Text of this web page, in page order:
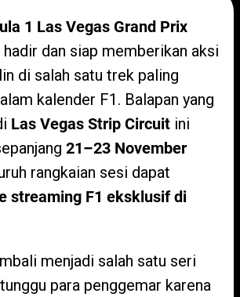
1 Las Vegas Grand Prix
dan siap memberikan aksi
di salah satu trek paling
kalender F1. Balapan yang
Las Vegas Strip Circuit ini
21–23 November
rangkaian sesi dapat
streaming F1 eksklusif di
menjadi salah satu seri
para penggemar karena